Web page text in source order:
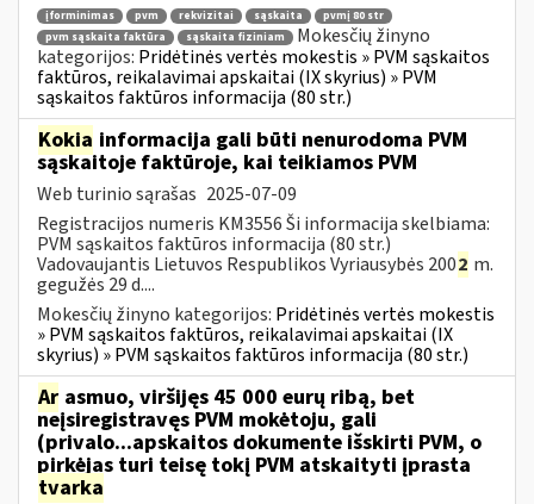
įforminimas pvm rekvizitai sąskaita
pvmį 80 str
pvm sąskaita faktūra
sąskaita fiziniam
Mokesčių žinyno
kategorijos: Pridėtinės vertės mokestis » PVM sąskaitos
faktūros, reikalavimai apskaitai (IX skyrius) » PVM
sąskaitos faktūros informacija (80 str.)
Kokia informacija gali būti nenurodoma PVM
sąskaitoje faktūroje, kai teikiamos PVM
Web turinio sąrašas 2025-07-09
Registracijos numeris KM3556 Ši informacija skelbiama:
PVM sąskaitos faktūros informacija (80 str.)
Vadovaujantis Lietuvos Respublikos Vyriausybės 2002 m.
gegužės 29 d....
Mokesčių žinyno kategorijos: Pridėtinės vertės mokestis
» PVM sąskaitos faktūros, reikalavimai apskaitai (IX
skyrius) » PVM sąskaitos faktūros informacija (80 str.)
Ar asmuo, viršijęs 45 000 eurų ribą, bet
neįsiregistravęs PVM mokėtoju, gali
(privalo...apskaitos dokumente išskirti PVM, o
pirkėjas turi teisę tokį PVM atskaityti įprasta
tvarka